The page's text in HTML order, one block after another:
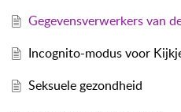
Gegevensverwerkers van
Incognito-modus voor
Seksuele gezondheid